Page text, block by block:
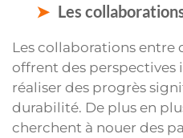
Les
Les collaborations entre
offrent des perspectives
réaliser des progrès
durabilité. De plus en
cherchent à nouer des